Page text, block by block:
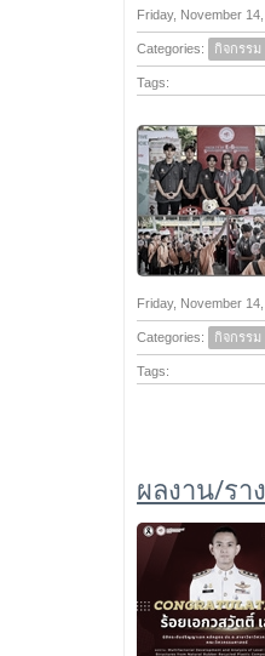
Friday, November
Categories: กิจกรรม
Tags:
Friday, November
Categories: กิจกรรม
Tags:
ผลงาน/รา